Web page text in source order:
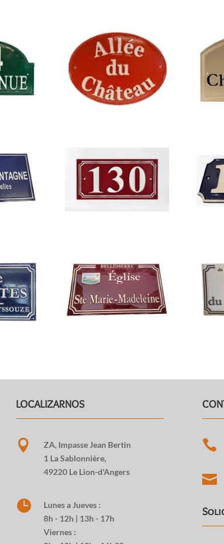
LOCALIZARNOS

ZA, Impasse Jean Bertin
1 La Sablonnière,
49220 Le Lion-d'Angers

Lunes a Jueves :
8h - 12h | 13h - 17h
Viernes :

